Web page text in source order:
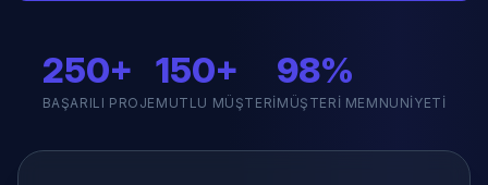
250+
BAŞARILI PROJE
150+
MUTLU MÜŞTERI
98%
MÜŞTERI MEMNUNIYETI